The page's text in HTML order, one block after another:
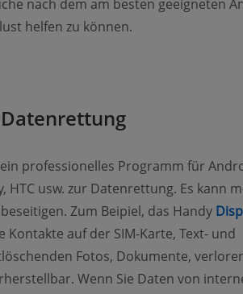
nach dem am besten geeigneten
helfen zu können.
professionelles Programm für
HTC usw. zur Datenrettung. Es kann
Zum Beipiel, das Handy
Kontakte auf der SIM-Karte, Text- und
Fotos, Dokumente,
Wenn Sie Daten von